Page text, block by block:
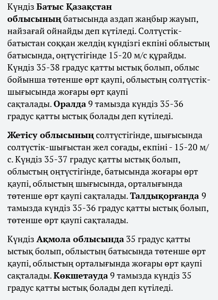
Күндіз Батыс Қазақстан
облысыныңбатысында аздап жаңбыр жауып,
найзағай ойнайды деп күтіледі. Солтүстік-
батыстан соққан желдің күндізгі екпіні облыстың
батысында, оңтүстігінде 15-20 м/с құрайды.
Күндіз 35-38 градус қатты ыстық болып, облыс
бойынша төтенше өрт қаупі, облыстың солтүстік-
шығысында жоғары өрт қаупі
сақталады.Оралда9 тамызда күндіз 35-36
градус қатты ыстық болады деп күтіледі.
Жетісу облысыныңсолтүстігінде, шығысында
солтүстік-шығыстан жел соғады, екпіні - 15-20 м/
с. Күндіз 35-37 градус қатты ыстық болып,
облыстың оңтүстігінде, батысында жоғары өрт
қаупі, облыстың шығысында, орталығында
төтенше өрт қаупі сақталады.Талдықорғанда 9
тамызда күндіз 35-36 градус қатты ыстық болып,
төтенше өрт қаупі сақталады.
Күндіз Ақмола облысында 35 градус қатты
ыстық болып, облыстың батысында төтенше өрт
қаупі, облыстың орталығында жоғары өрт қаупі
сақталады.Көкшетауда9 тамызда күндіз 35
градус қатты ыстық болады деп күтіледі.